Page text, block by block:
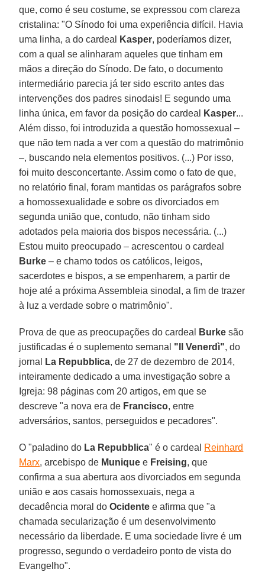
que, como é seu costume, se expressou com clareza
cristalina: "O Sínodo foi uma experiência difícil. Havia
uma linha, a do cardeal
Kasper, poderíamos dizer,
com a qual se alinharam aqueles que tinham em
mãos a direção do Sínodo. De fato, o documento
intermediário parecia já ter sido escrito antes das
intervenções dos padres sinodais! E segundo uma
linha única, em favor da posição do cardeal
Kasper...
Além disso, foi introduzida a questão homossexual –
que não tem nada a ver com a questão do matrimônio
–, buscando nela elementos positivos. (...) Por isso,
foi muito desconcertante. Assim como o fato de que,
no relatório final, foram mantidas os parágrafos sobre
a homossexualidade e sobre os divorciados em
segunda união que, contudo, não tinham sido
adotados pela maioria dos bispos necessária. (...)
Estou muito preocupado – acrescentou o cardeal
Burke – e chamo todos os católicos, leigos,
sacerdotes e bispos, a se empenharem, a partir de
hoje até a próxima Assembleia sinodal, a fim de trazer
à luz a verdade sobre o matrimônio".
Prova de que as preocupações do cardeal Burke são
justificadas é o suplemento semanal "Il Venerdì", do
jornal
La Repubblica, de 27 de dezembro de 2014,
inteiramente dedicado a uma investigação sobre a
Igreja: 98 páginas com 20 artigos, em que se
descreve "a nova era de Francisco, entre
adversários, santos, perseguidos e pecadores".
O "paladino do La Repubblica" é o cardeal Reinhard
Marx, arcebispo de Munique e Freising, que
confirma a sua abertura aos divorciados em segunda
união e aos casais homossexuais, nega a
decadência moral doOcidente e afirma que "a
chamada secularização é um desenvolvimento
necessário da liberdade. E uma sociedade livre é um
progresso, segundo o verdadeiro ponto de vista do
Evangelho".